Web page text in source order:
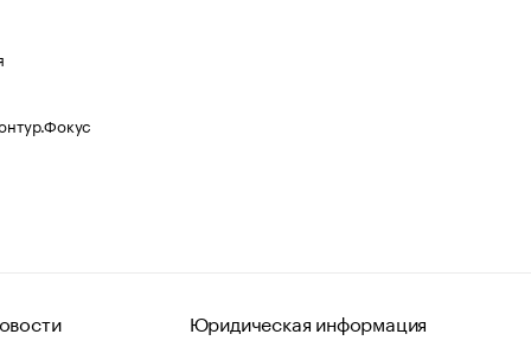
Юридическая информация